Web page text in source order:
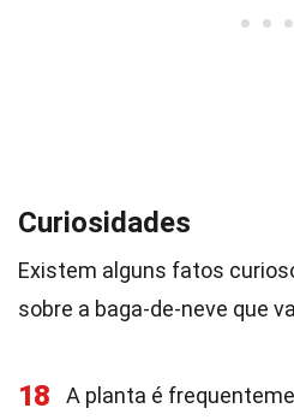
Curiosidades
Existem alguns fatos
sobre a baga-de-neve que
18
A planta é